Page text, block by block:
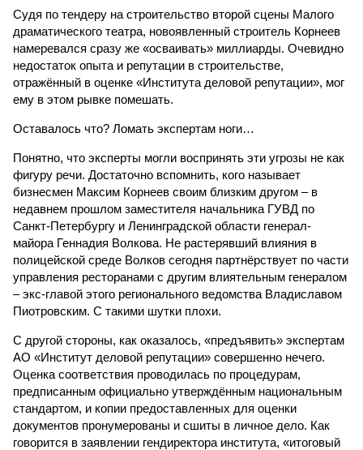
Судя по тендеру на строительство второй сцены Малого
драматического театра, новоявленный строитель Корнеев
намеревался сразу же «осваивать» миллиарды. Очевидно
недостаток опыта и репутации в строительстве,
отражённый в оценке «Института деловой репутации», мог
ему в этом рывке помешать.
Оставалось что? Ломать экспертам ноги…
Понятно, что эксперты могли воспринять эти угрозы не как
фигуру речи. Достаточно вспомнить, кого называет
бизнесмен Максим Корнеев своим близким другом – в
недавнем прошлом заместителя начальника ГУВД по
Санкт-Петербургу и Ленинградской области генерал-
майора Геннадия Волкова. Не растерявший влияния в
полицейской среде Волков сегодня партнёрствует по части
управления ресторанами с другим влиятельным генералом
– экс-главой этого регионального ведомства Владиславом
Пиотровским. С такими шутки плохи.
С другой стороны, как оказалось, «предъявить» экспертам
АО «Институт деловой репутации» совершенно нечего.
Оценка соответствия проводилась по процедурам,
предписанным официально утверждённым национальным
стандартом, и копии предоставленных для оценки
документов пронумерованы и сшиты в личное дело. Как
говорится в заявлении гендиректора института, «итоговый